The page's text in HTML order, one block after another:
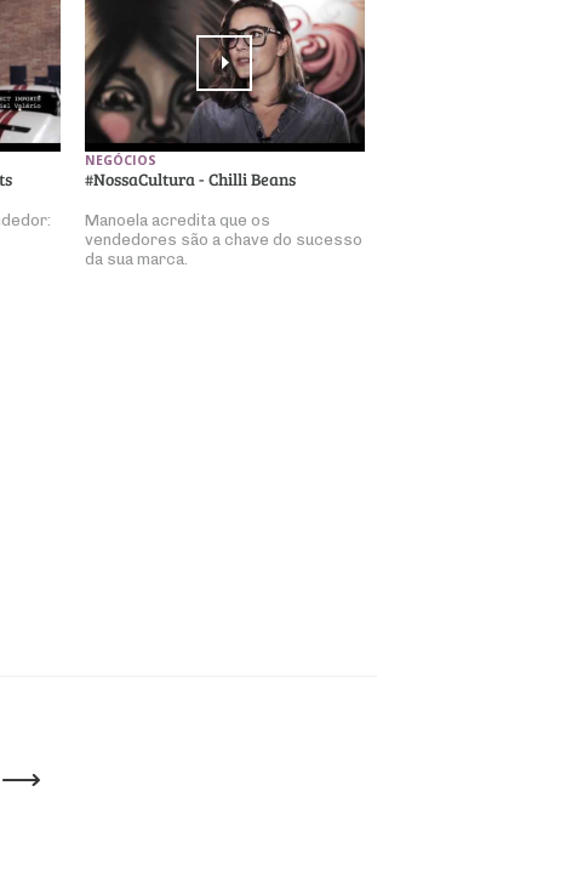
NEGÓCIOS
#NossaCultura - Chilli Beans
Manoela acredita que os
vendedores são a chave do sucesso
da sua marca.